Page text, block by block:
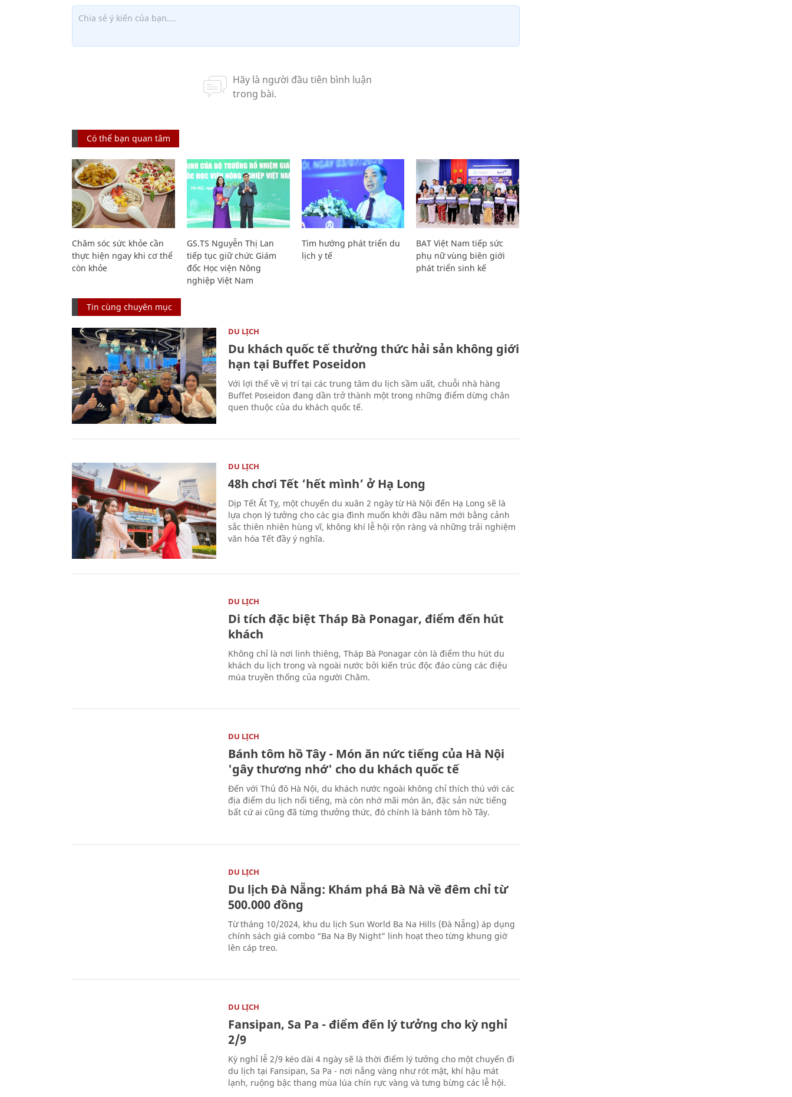
Có thể bạn quan tâm
Chăm sóc sức khỏe cần
thực hiện ngay khi cơ thể
còn khỏe
GS.TS Nguyễn Thị Lan
tiếp tục giữ chức Giám
đốc Học viện Nông
nghiệp Việt Nam
Tìm hướng phát triển du
lịch y tế
BAT Việt Nam tiếp sức
phụ nữ vùng biên giới
phát triển sinh kế
Tin cùng chuyên mục
DU LỊCH
Du khách quốc tế thưởng thức hải sản không giới
hạn tại Buffet Poseidon
Với lợi thế về vị trí tại các trung tâm du lịch sầm uất, chuỗi nhà hàng
Buffet Poseidon đang dần trở thành một trong những điểm dừng chân
quen thuộc của du khách quốc tế.
DU LỊCH
48h chơi Tết ‘hết mình’ ở Hạ Long
Dịp Tết Ất Tỵ, một chuyến du xuân 2 ngày từ Hà Nội đến Hạ Long sẽ là
lựa chọn lý tưởng cho các gia đình muốn khởi đầu năm mới bằng cảnh
sắc thiên nhiên hùng vĩ, không khí lễ hội rộn ràng và những trải nghiệm
văn hóa Tết đầy ý nghĩa.
DU LỊCH
Di tích đặc biệt Tháp Bà Ponagar, điểm đến hút
khách
Không chỉ là nơi linh thiêng, Tháp Bà Ponagar còn là điểm thu hút du
khách du lịch trong và ngoài nước bởi kiến trúc độc đáo cùng các điệu
múa truyền thống của người Chăm.
DU LỊCH
Bánh tôm hồ Tây - Món ăn nức tiếng của Hà Nội
'gây thương nhớ' cho du khách quốc tế
Đến với Thủ đô Hà Nội, du khách nước ngoài không chỉ thích thú với các
địa điểm du lịch nổi tiếng, mà còn nhớ mãi món ăn, đặc sản nức tiếng
bất cứ ai cũng đã từng thưởng thức, đó chính là bánh tôm hồ Tây.
DU LỊCH
Du lịch Đà Nẵng: Khám phá Bà Nà về đêm chỉ từ
500.000 đồng
Từ tháng 10/2024, khu du lịch Sun World Ba Na Hills (Đà Nẵng) áp dụng
chính sách giá combo “Ba Na By Night” linh hoạt theo từng khung giờ
lên cáp treo.
DU LỊCH
Fansipan, Sa Pa - điểm đến lý tưởng cho kỳ nghỉ
2/9
Kỳ nghỉ lễ 2/9 kéo dài 4 ngày sẽ là thời điểm lý tưởng cho một chuyến đi
du lịch tại Fansipan, Sa Pa - nơi nắng vàng như rót mật, khí hậu mát
lạnh, ruộng bậc thang mùa lúa chín rực vàng và tưng bừng các lễ hội.